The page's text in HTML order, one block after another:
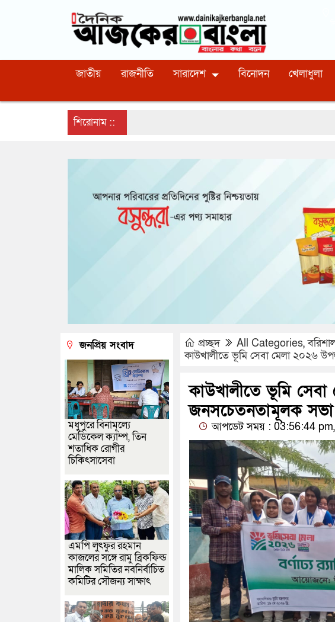
জাতীয় রাজনীতি সারাদেশ বিনোদন খেলাধুলা
শিরোনাম ::
প্রচ্ছদ All Categories,
কাউখালীতে ভূমি সেবা মেলা ২০২৬
কাউখালীতে ভূমি
জনসচেতনতামূলক সভা
আপডেট সময় : 03:56:44
জনপ্রিয় সংবাদ
মধুপুরে বিনামূল্যে
মেডিকেল ক্যাম্প, তিন
শতাধিক রোগীর
চিকিৎসাসেবা
এমপি লুৎফুর রহমান
কাজলের সঙ্গে রামু ব্রিকফিল্ড
মালিক সমিতির নবনির্বাচিত
কমিটির সৌজন্য সাক্ষাৎ